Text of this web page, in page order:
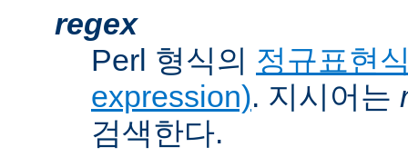
regex
Perl 형식의 정규표현
expression). 지시어는
검색한다.